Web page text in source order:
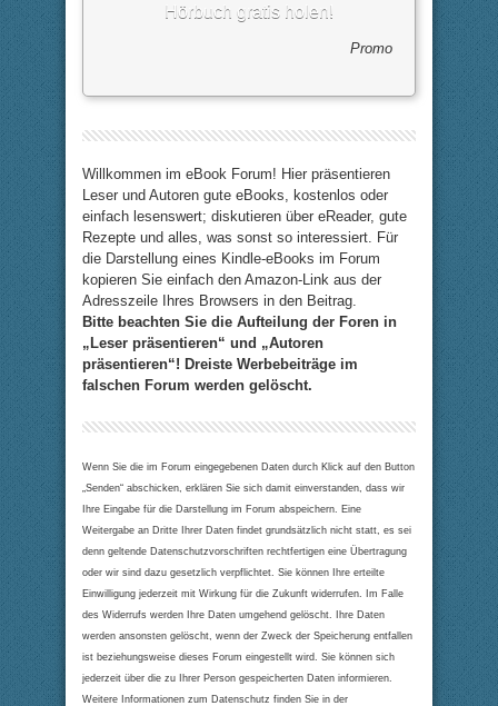
Hörbuch gratis holen!
Promo
Willkommen im eBook Forum! Hier präsentieren
Leser und Autoren gute eBooks, kostenlos oder
einfach lesenswert; diskutieren über eReader, gute
Rezepte und alles, was sonst so interessiert. Für
die Darstellung eines Kindle-eBooks im Forum
kopieren Sie einfach den Amazon-Link aus der
Adresszeile Ihres Browsers in den Beitrag.
Bitte beachten Sie die Aufteilung der Foren in
„Leser präsentieren“ und „Autoren
präsentieren“! Dreiste Werbebeiträge im
falschen Forum werden gelöscht.
Wenn Sie die im Forum eingegebenen Daten durch Klick auf den Button
„Senden“ abschicken, erklären Sie sich damit einverstanden, dass wir
Ihre Eingabe für die Darstellung im Forum abspeichern. Eine
Weitergabe an Dritte Ihrer Daten findet grundsätzlich nicht statt, es sei
denn geltende Datenschutzvorschriften rechtfertigen eine Übertragung
oder wir sind dazu gesetzlich verpflichtet. Sie können Ihre erteilte
Einwilligung jederzeit mit Wirkung für die Zukunft widerrufen. Im Falle
des Widerrufs werden Ihre Daten umgehend gelöscht. Ihre Daten
werden ansonsten gelöscht, wenn der Zweck der Speicherung entfallen
ist beziehungsweise dieses Forum eingestellt wird. Sie können sich
jederzeit über die zu Ihrer Person gespeicherten Daten informieren.
Weitere Informationen zum Datenschutz finden Sie in der